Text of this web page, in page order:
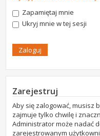
Zapamiętaj mnie
Ukryj mnie w tej sesji
Zarejestruj
Aby się zalogować, musisz
zajmuje tylko chwilę i
Administrator może nadać
zarejestrowanym